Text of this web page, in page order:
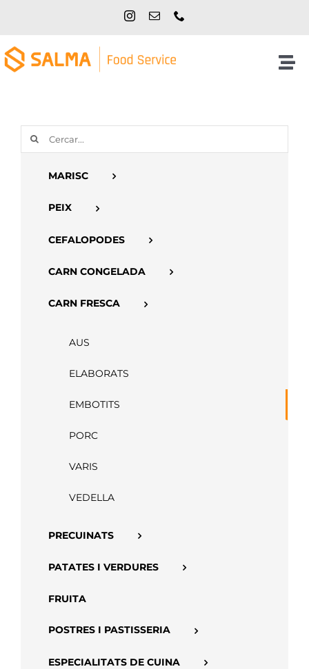
content
CATÀLEGS
Cerca
…
MARISC
PEIX
CEFALOPODES
CARN CONGELADA
CARN FRESCA
AUS
ELABORATS
EMBOTITS
PORC
VARIS
VEDELLA
PRECUINATS
PATATES I VERDURES
FRUITA
POSTRES I PASTISSERIA
ESPECIALITATS DE CUINA